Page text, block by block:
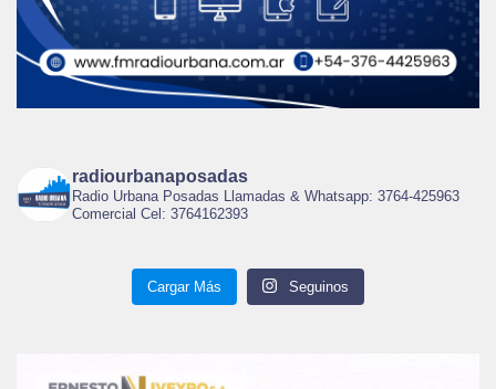
radiourbanaposadas
Radio Urbana Posadas Llamadas & Whatsapp: 3764-425963
Comercial Cel: 3764162393
Cargar Más Seguinos